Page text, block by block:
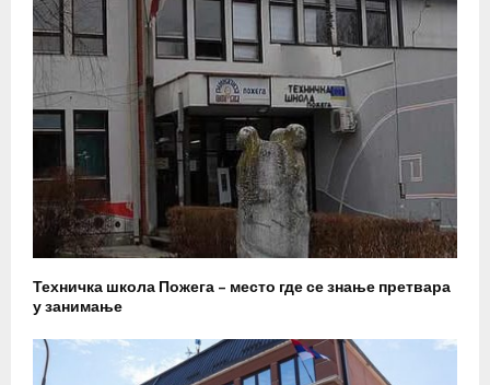
Техничка школа Пожега – место где се знање претвара
у занимање